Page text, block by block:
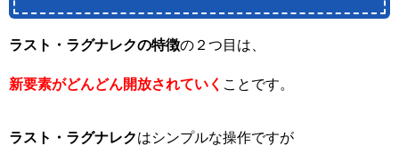
ラスト・ラグナレクの特徴の２つ目は、
新要素がどんどん開放されていく ことです。
ラスト・ラグナレクはシンプルな操作ですが